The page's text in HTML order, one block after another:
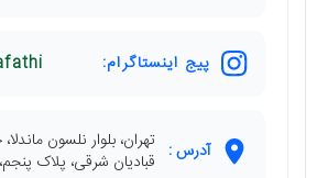
پیج اینستاگرام:
آدرس : تهران، بلوار نلسون
قبادیان شرقی، پلاک